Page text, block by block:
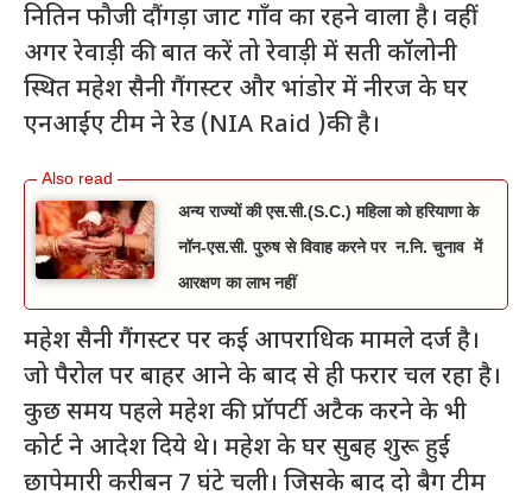
नितिन फौजी दौंगड़ा जाट गाँव का रहने वाला है। वहीं
अगर रेवाड़ी की बात करें तो रेवाड़ी में सती कॉलोनी
स्थित महेश सैनी गैंगस्टर और भांडोर में नीरज के घर
एनआईए टीम ने रेड (NIA Raid )की है।
अन्य राज्यों की एस.सी.(S.C.) महिला को हरियाणा के
नॉन-एस.सी. पुरुष से विवाह करने पर न.नि. चुनाव में
आरक्षण का लाभ नहीं
महेश सैनी गैंगस्टर पर कई आपराधिक मामले दर्ज है।
जो पैरोल पर बाहर आने के बाद से ही फरार चल रहा है।
कुछ समय पहले महेश की प्रॉपर्टी अटैक करने के भी
कोर्ट ने आदेश दिये थे। महेश के घर सुबह शुरू हुई
छापेमारी करीबन 7 घंटे चली। जिसके बाद दो बैग टीम